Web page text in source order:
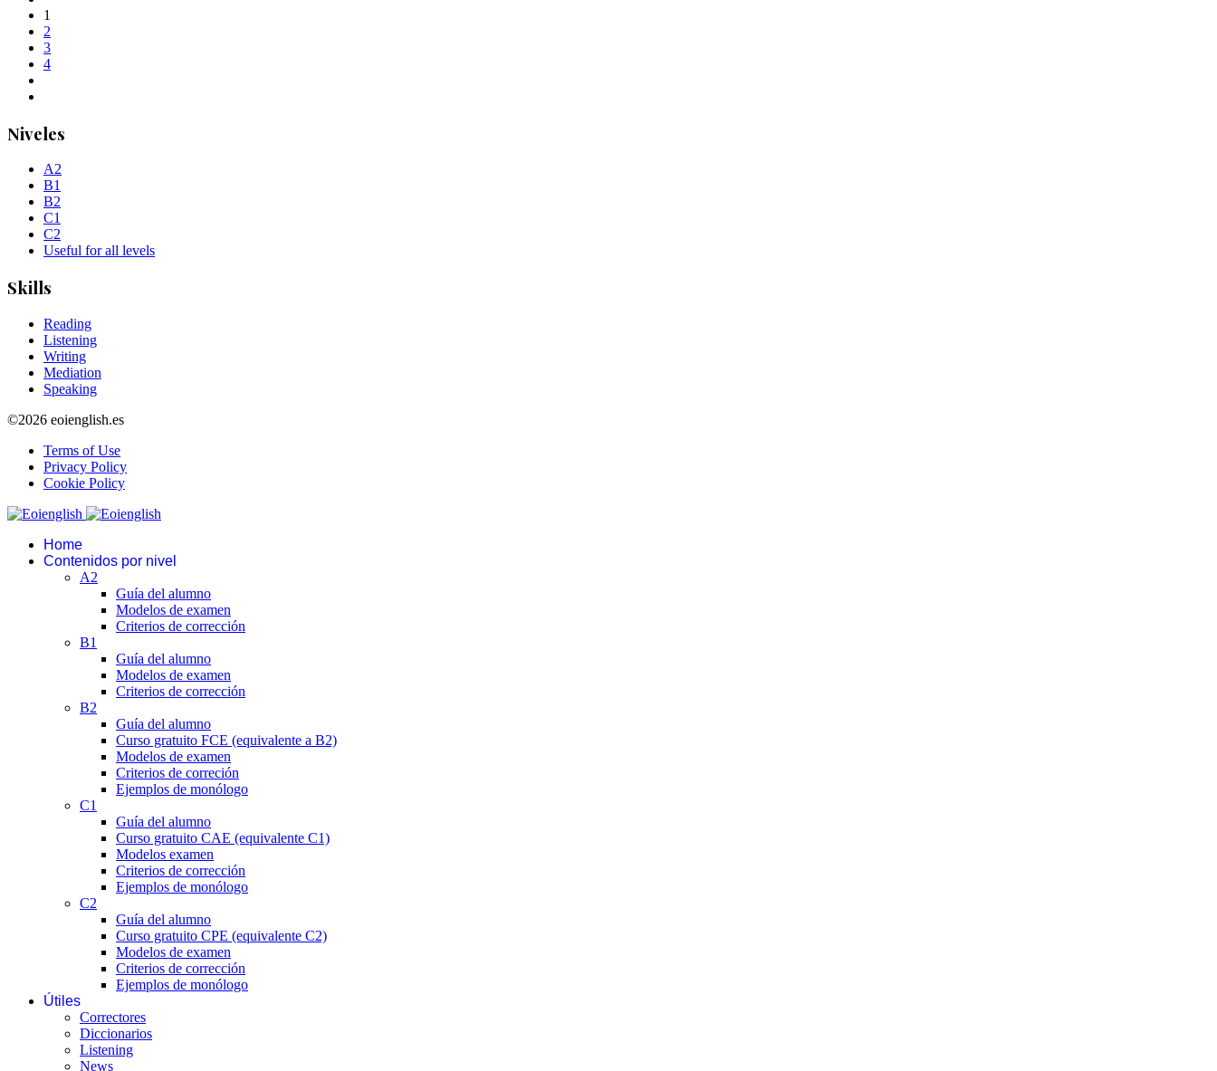
1
2
3
4
Niveles
A2
B1
B2
C1
C2
Useful for all levels
Skills
Reading
Listening
Writing
Mediation
Speaking
©2026 eoienglish.es
Terms of Use
Privacy Policy
Cookie Policy
Home
Contenidos por nivel
A2
Guía del alumno
Modelos de examen
Criterios de corrección
B1
Guía del alumno
Modelos de examen
Criterios de corrección
B2
Guía del alumno
Curso gratuito FCE (equivalente a B2)
Modelos de examen
Criterios de correción
Ejemplos de monólogo
C1
Guía del alumno
Curso gratuito CAE (equivalente C1)
Modelos examen
Criterios de corrección
Ejemplos de monólogo
C2
Guía del alumno
Curso gratuito CPE (equivalente C2)
Modelos de examen
Criterios de corrección
Ejemplos de monólogo
Útiles
Correctores
Diccionarios
Listening
News